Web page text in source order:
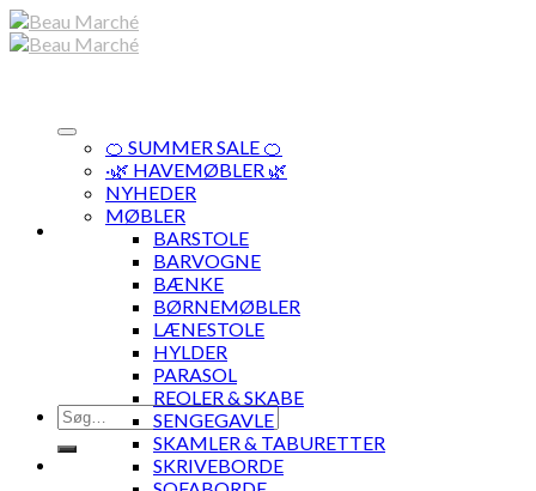
Skip
to
Søg
efter:
🍊 SUMMER SALE 🍊
·🌿 HAVEMØBLER 🌿
NYHEDER
MØBLER
BARSTOLE
BARVOGNE
BÆNKE
BØRNEMØBLER
LÆNESTOLE
HYLDER
PARASOL
REOLER & SKABE
SENGEGAVLE
SKAMLER & TABURETTER
SKRIVEBORDE